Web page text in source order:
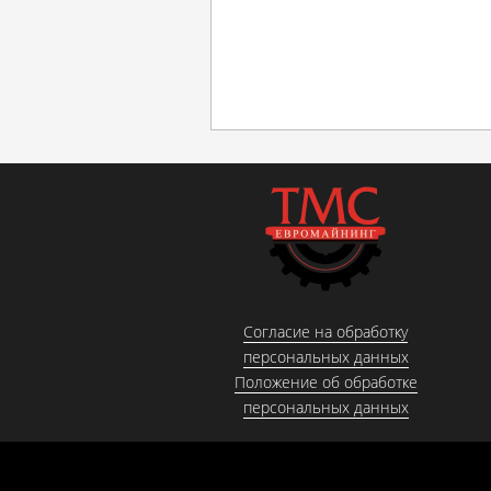
Согласие на обработку
персональных данных
Положение об обработке
персональных данных